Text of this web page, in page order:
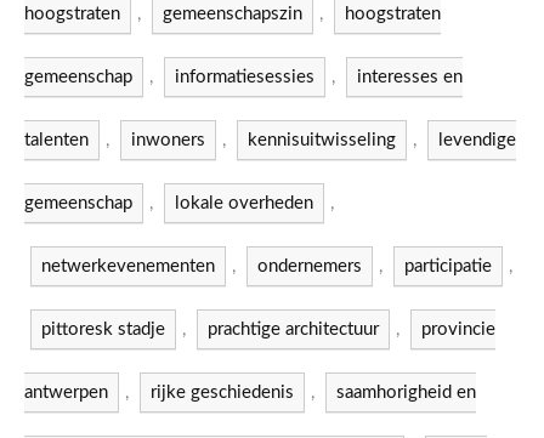
hoogstraten , gemeenschapszin , hoogstraten
gemeenschap , informatiesessies , interesses en
talenten , inwoners , kennisuitwisseling , levendige
gemeenschap , lokale overheden ,
netwerkevenementen , ondernemers , participatie ,
pittoresk stadje , prachtige architectuur , provincie
antwerpen , rijke geschiedenis , saamhorigheid en